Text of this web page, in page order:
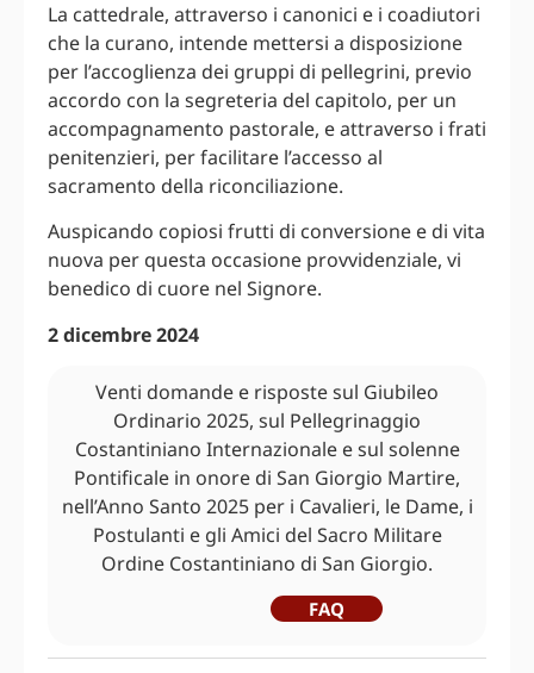
La cattedrale, attraverso i canonici e i coadiutori
che la curano, intende mettersi a disposizione
per l’accoglienza dei gruppi di pellegrini, previo
accordo con la segreteria del capitolo, per un
accompagnamento pastorale, e attraverso i frati
penitenzieri, per facilitare l’accesso al
sacramento della riconciliazione.
Auspicando copiosi frutti di conversione e di vita
nuova per questa occasione provvidenziale, vi
benedico di cuore nel Signore.
2 dicembre 2024
Venti domande e risposte sul Giubileo
Ordinario 2025, sul Pellegrinaggio
Costantiniano Internazionale e sul solenne
Pontificale in onore di San Giorgio Martire,
nell’Anno Santo 2025 per i Cavalieri, le Dame, i
Postulanti e gli Amici del Sacro Militare
Ordine Costantiniano di San Giorgio.
FAQ